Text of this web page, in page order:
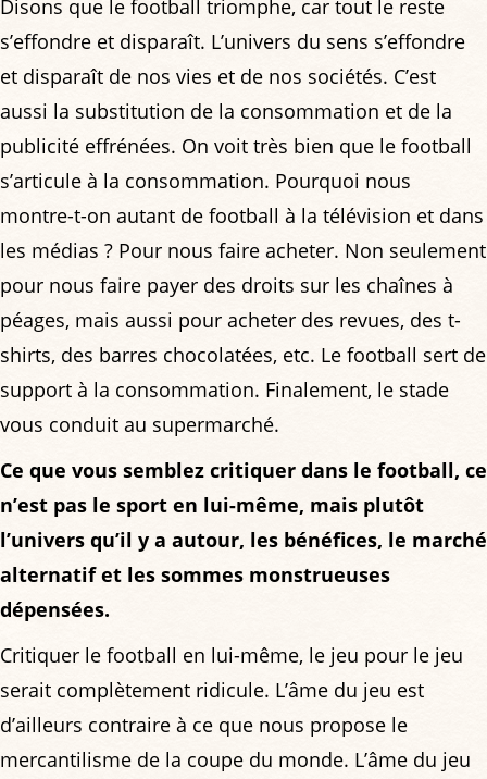
Disons que le football triomphe, car tout le reste
s’effondre et disparaît. L’univers du sens s’effondre
et disparaît de nos vies et de nos sociétés. C’est
aussi la substitution de la consommation et de la
publicité effrénées. On voit très bien que le football
s’articule à la consommation. Pourquoi nous
montre-t-on autant de football à la télévision et dans
les médias ? Pour nous faire acheter. Non seulement
pour nous faire payer des droits sur les chaînes à
péages, mais aussi pour acheter des revues, des t-
shirts, des barres chocolatées, etc. Le football sert de
support à la consommation. Finalement, le stade
vous conduit au supermarché.
Ce que vous semblez critiquer dans le football, ce
n’est pas le sport en lui-même, mais plutôt
l’univers qu’il y a autour, les bénéfices, le marché
alternatif et les sommes monstrueuses
dépensées.
Critiquer le football en lui-même, le jeu pour le jeu
serait complètement ridicule. L’âme du jeu est
d’ailleurs contraire à ce que nous propose le
mercantilisme de la coupe du monde. L’âme du jeu